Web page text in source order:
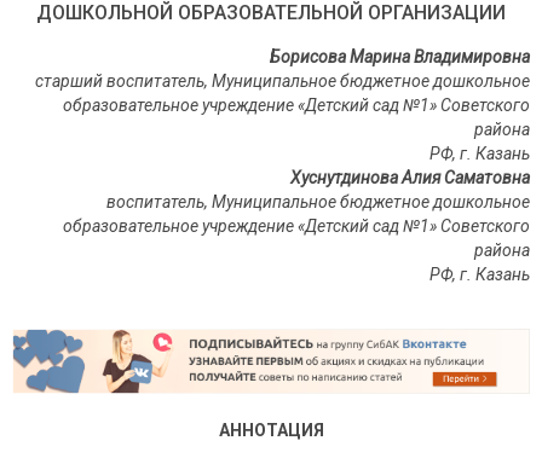
ДОШКОЛЬНОЙ ОБРАЗОВАТЕЛЬНОЙ ОРГАНИЗАЦИИ
Борисова Марина Владимировна
старший воспитатель, Муниципальное бюджетное дошкольное
образовательное учреждение «Детский сад №1» Советского
района
РФ, г. Казань
Хуснутдинова Алия Саматовна
воспитатель, Муниципальное бюджетное дошкольное
образовательное учреждение «Детский сад №1» Советского
района
РФ, г. Казань
АННОТАЦИЯ